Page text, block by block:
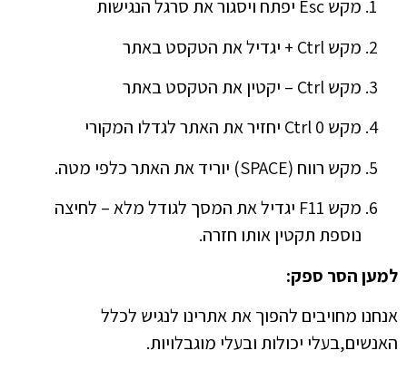
מקש Esc יפתח ויסגור את סרגל הנגישות
מקש Ctrl + יגדיל את הטקסט באתר
מקש Ctrl – יקטין את הטקסט באתר
מקש Ctrl 0 יחזיר את האתר לגדלו המקורי
מקש רווח (SPACE) יוריד את האתר כלפי מטה.
מקש F11 יגדיל את המסך לגודל מלא – לחיצה
נוספת תקטין אותו חזרה.
למען הסר ספק:
אנחנו מחויבים להפוך את אתרינו לנגיש לכלל
האנשים,בעלי יכולות ובעלי מוגבלויות.